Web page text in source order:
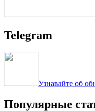
Telegram
Узнавайте об
Популярные